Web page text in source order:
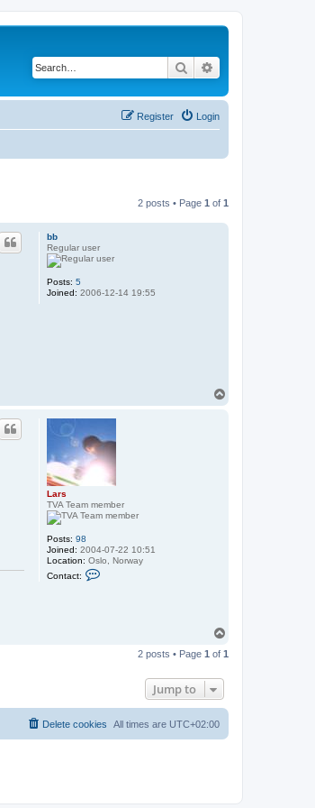
Search
Login
Register
2 posts • Page 1 of 1
bb
Regular user
Posts: 5
Joined: 2006-12-14 19:55
Lars
TVA Team member
Posts: 98
Joined: 2004-07-22 10:51
Location: Oslo, Norway
Contact:
p
2 posts • Page 1 of 1
Jump to
All times are UTC+02:00
Delete cookies